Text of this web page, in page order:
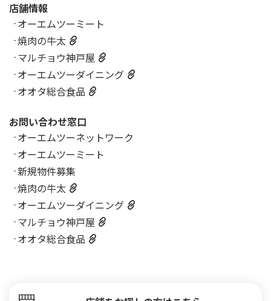
店舗情報
オーエムツーミート
焼肉の牛太
マルチョウ神戸屋
オーエムツーダイニング
オオタ総合食品
お問い合わせ窓口
オーエムツーネットワーク
オーエムツーミート
新規物件募集
焼肉の牛太
オーエムツーダイニング
マルチョウ神戸屋
オオタ総合食品